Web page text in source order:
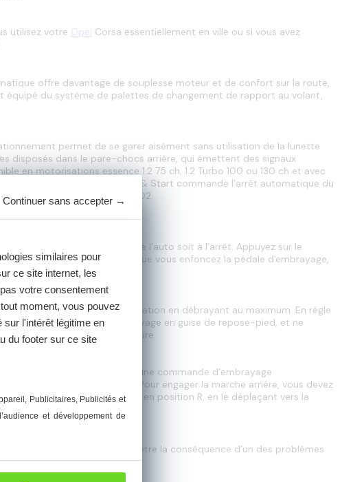
Continuer sans accepter →
similaires pour
ce site internet, les
votre consentement
moment, vous pouvez
sur l'intérêt légitime en
du footer sur ce site
, Publicitaires, Publicités et
et développement de
utilisez votre Opel Corsa essentiellement en ville ou si vous avez
offre davantage de souplesse moteur et de confort sur la route,
équipé du système de palettes de changement de rapport au volant,
permet de se garer aisément sans utilisation de la lunette
disposés dans le pare-chocs arrière, qui émettent des signaux
en motorisations essence 1.2 75 ch, 1.2 Turbo 100 ou 130 ch et avec
milieu urbain, le système Stop & Start commande l’arrêt automatique du
et les émissions de CO2.
manuelle, il faut que l’auto soit à l'arrêt. Appuyez sur le
secondes, en même temps que vous enfoncez la pédale d'embrayage,
mort, et renouvelez l’opération en débrayant au maximum. En règle
pas la pédale d’embrayage en guise de repose-pied, et ne
durant la conduite de la voiture.
est une Easytronic avec une commande d’embrayage
manuel ou automatique. Pour engager la marche arrière, vous devez
afin de mettre ce dernier en position R, en le déplaçant vers la
sur son Opel Corsa ?
dysfonctionnement pourrait être la conséquence d’un des problèmes